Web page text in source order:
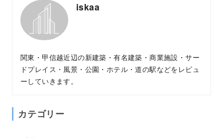
iskaa
関東・甲信越近辺の新建築・有名建築・商業施設・サー
ドプレイス・風景・公園・ホテル・道の駅などをレビュ
ーしていきます。
カテゴリー